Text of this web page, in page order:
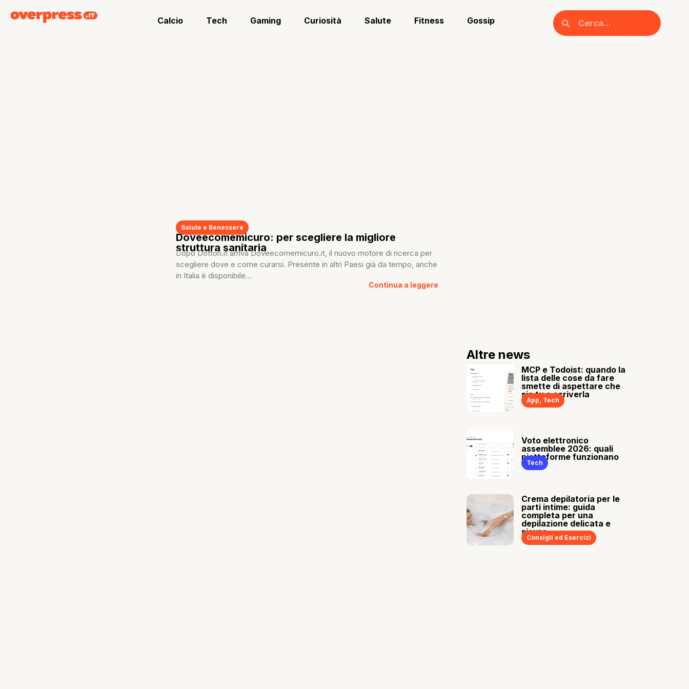
Calcio Tech Gaming Curiosità Salute Fitness Gossip
Salute e Benessere
Doveecomemicuro: per scegliere la migliore
struttura sanitaria
Dopo Dottori.it arriva Doveecomemicuro.it, il nuovo motore di ricerca per
scegliere dove e come curarsi. Presente in altri Paesi già da tempo, anche
in Italia è disponibile...
Continua a leggere
Altre news
MCP e Todoist: quando la
lista delle cose da fare
smette di aspettare che
sia tu a scriverla
App, Tech
Voto elettronico
assemblee 2026: quali
piattaforme funzionano
Tech
Crema depilatoria per le
parti intime: guida
completa per una
depilazione delicata e
sicura
Consigli ed Esercizi